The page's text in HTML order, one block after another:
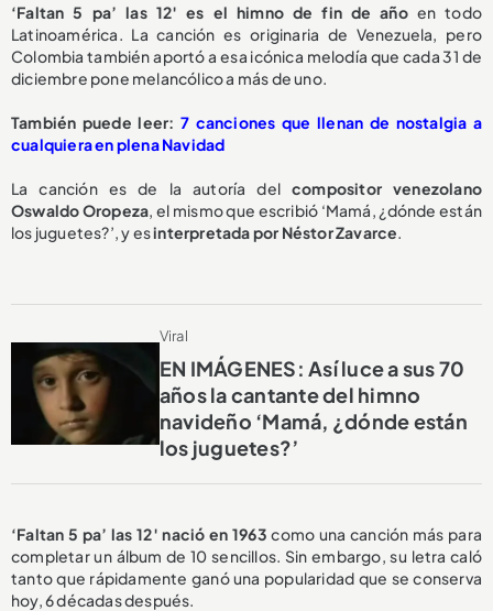
‘Faltan 5 pa’ las 12′ es el himno de fin de añoen todo
Latinoamérica. La canción es originaria de Venezuela, pero
Colombia también aportó a esa icónica melodía que cada 31 de
diciembre pone melancólico a más de uno.
También puede leer: 7 canciones que llenan de nostalgia a
cualquiera en plena Navidad
La canción es de la autoría del compositor venezolano
Oswaldo Oropeza, el mismo que escribió ‘Mamá, ¿dónde están
los juguetes?’, y esinterpretada por Néstor Zavarce.
Viral
EN IMÁGENES: Así luce a sus 70
años la cantante del himno
navideño ‘Mamá, ¿dónde están
los juguetes?’
‘Faltan 5 pa’ las 12′ nació en 1963 como una canción más para
completar un álbum de 10 sencillos. Sin embargo, su letra caló
tanto que rápidamente ganó una popularidad que se conserva
hoy, 6 décadas después.